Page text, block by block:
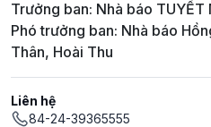
Trưởng ban: Nhà báo TUYẾT
Phó trưởng ban: Nhà báo
Thân, Hoài Thu
Liên hệ
84-24-39365555